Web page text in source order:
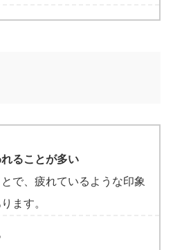
れることが多い
で、疲れているような印象
ます。